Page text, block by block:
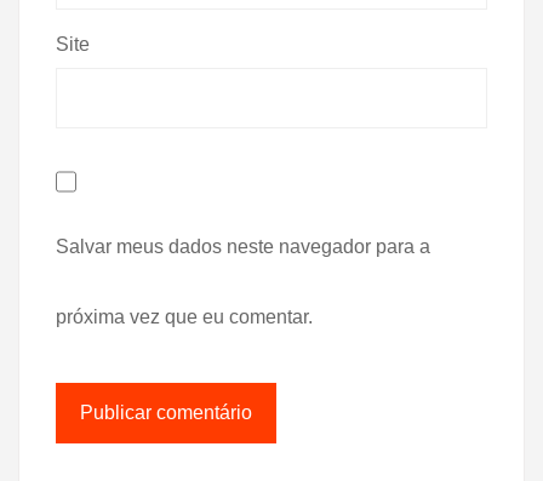
Site
Salvar meus dados neste navegador para a
próxima vez que eu comentar.